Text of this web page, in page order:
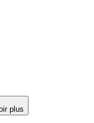
plus